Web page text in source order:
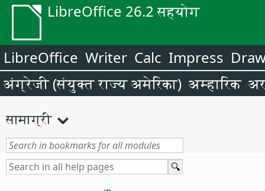
LibreOffice 26.2 सहयोग
LibreOffice Writer Calc Impress
अंग्रेजी (संयुक्त राज्य अमेरिका) अम्हारिक
सामाग्री